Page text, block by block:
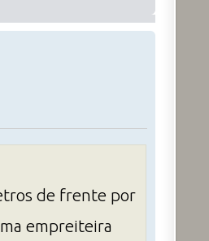
de frente por
empreiteira